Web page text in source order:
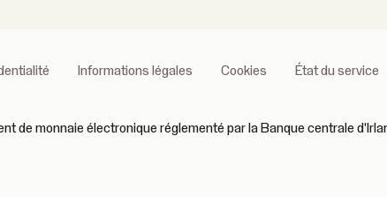
Informations légales Cookies État du service
de monnaie électronique réglementé par la Banque centrale